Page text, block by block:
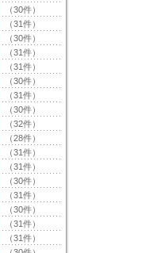
（30件）
（31件）
（30件）
（31件）
（31件）
（30件）
（31件）
（30件）
（32件）
（28件）
（31件）
（31件）
（30件）
（31件）
（30件）
（31件）
（31件）